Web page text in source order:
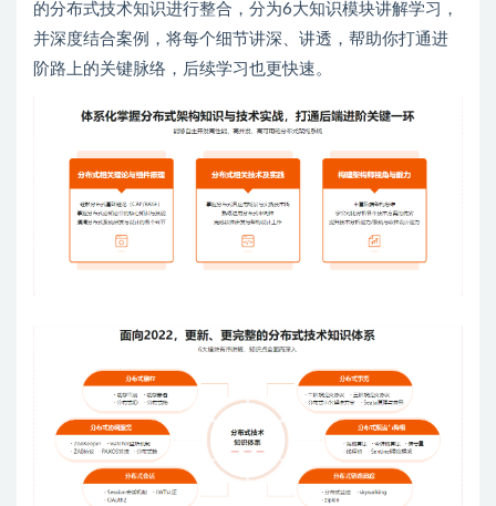
的分布式技术知识进行整合，分为6大知识模块讲解学习，
并深度结合案例，将每个细节讲深、讲透，帮助你打通进
阶路上的关键脉络，后续学习也更快速。